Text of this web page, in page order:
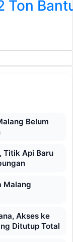
Ton
Belum
Titik Api Baru
Malang
Akses ke
Ditutup Total